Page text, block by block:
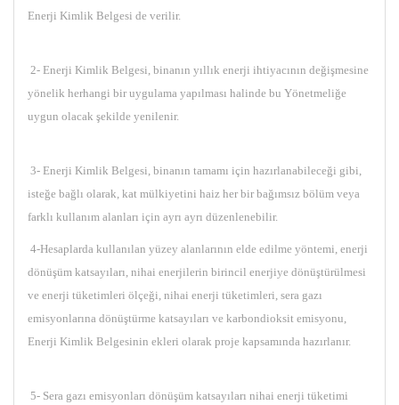
Enerji Kimlik Belgesi de verilir.
2- Enerji Kimlik Belgesi, binanın yıllık enerji ihtiyacının değişmesine
yönelik herhangi bir uygulama yapılması halinde bu Yönetmeliğe
uygun olacak şekilde yenilenir.
3- Enerji Kimlik Belgesi, binanın tamamı için hazırlanabileceği gibi,
isteğe bağlı olarak, kat mülkiyetini haiz her bir bağımsız bölüm veya
farklı kullanım alanları için ayrı ayrı düzenlenebilir.
4-Hesaplarda kullanılan yüzey alanlarının elde edilme yöntemi, enerji
dönüşüm katsayıları, nihai enerjilerin birincil enerjiye dönüştürülmesi
ve enerji tüketimleri ölçeği, nihai enerji tüketimleri, sera gazı
emisyonlarına dönüştürme katsayıları ve karbondioksit emisyonu,
Enerji Kimlik Belgesinin ekleri olarak proje kapsamında hazırlanır.
5- Sera gazı emisyonları dönüşüm katsayıları nihai enerji tüketimi